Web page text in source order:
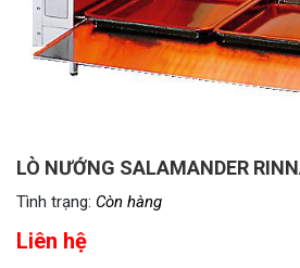
LÒ NƯỚNG SALAMANDER
Tình trạng: Còn hàng
Liên hệ